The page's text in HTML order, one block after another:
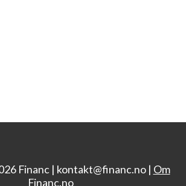
Financ | kontakt@financ.no | Om
Financ.no